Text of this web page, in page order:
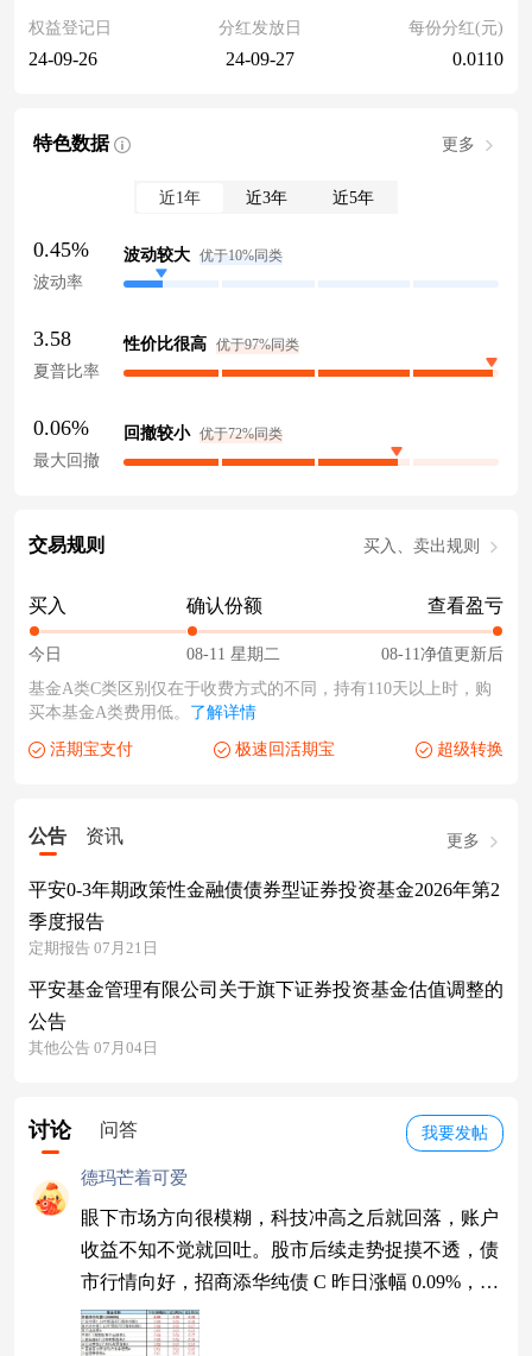
权益登记日
24-09-26
分红发放日
24-09-27
每份分红(元)
0.0110
特色数据 更多
近1年 近3年 近5年
0.45%
波动率
波动较大 优于10%同类
3.58
夏普比率
性价比很高 优于97%同类
0.06%
最大回撤
回撤较小 优于72%同类
交易规则 买入、卖出规则
买入
今日
确认份额
08-11 星期二
查看盈亏
08-11净值更新后
基金A类C类区别仅在于收费方式的不同，持有110天以上时，购
买本基金A类费用低。 了解详情
活期宝支付 极速回活期宝 超级转换
公告 资讯 更多
平安0-3年期政策性金融债债券型证券投资基金2026年第2
季度报告
定期报告 07月21日
平安基金管理有限公司关于旗下证券投资基金估值调整的
公告
其他公告 07月04日
我要发帖
讨论 问答
德玛芒着可爱
眼下市场方向很模糊，科技冲高之后就回落，账户
收益不知不觉就回吐。股市后续走势捉摸不透，债
市行情向好，招商添华纯债 C 昨日涨幅 0.09%，有
避险需求可以安排部分仓位。$招商添华纯债C$ #
光通信史诗级大反攻 情绪或被全面点燃#